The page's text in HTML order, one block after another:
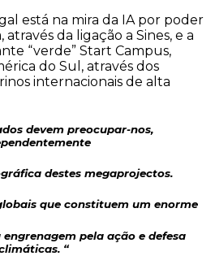
está na mira da IA por poder
da ligação a Sines, e a
“verde” Start Campus,
do Sul, através dos
internacionais de alta
devem preocupar-nos,
destes megaprojectos.
que constituem um enorme
pela ação e defesa
“